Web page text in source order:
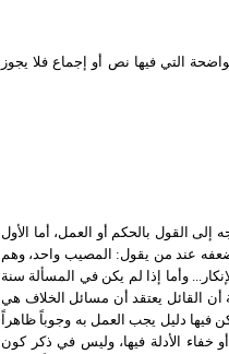
التي فيها نص أو إجماع فلا يجوز
إلى القول بالحكم أو العمل، أما الأول
ضعفه عند من يقول: المصيب واحد، وهم
وأما إذا لم يكن في المسألة سنة
أن القائل يعتقد أن مسائل الخلاف هي
فيها دليل يجب العمل به وجوباً ظاهراً
خفاء الأدلة فيها، وليس في ذكر كون